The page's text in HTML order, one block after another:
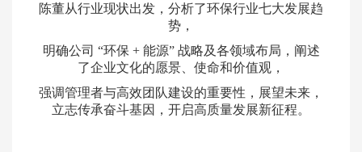
陈董从行业现状出发，分析了环保行业七大发展趋
势，
明确公司 “环保 + 能源” 战略及各领域布局，阐述
了企业文化的愿景、使命和价值观，
强调管理者与高效团队建设的重要性，展望未来，
立志传承奋斗基因，开启高质量发展新征程。